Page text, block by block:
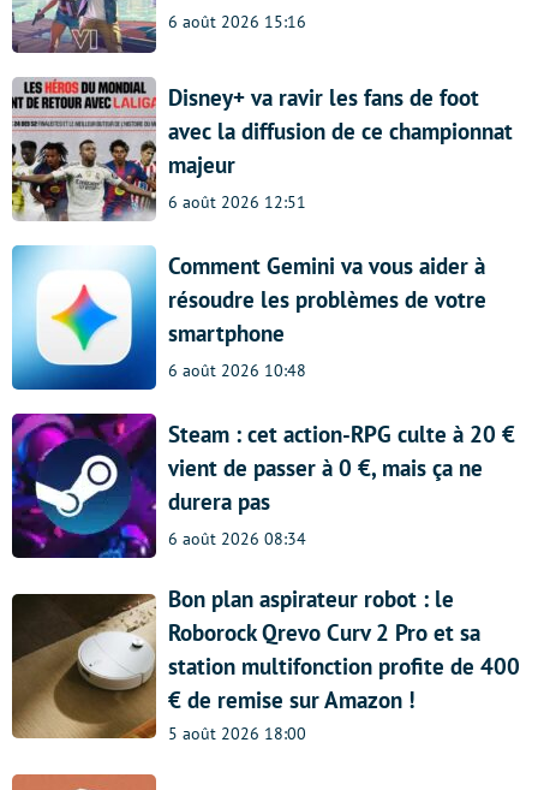
6 août 2026 15:16
Disney+ va ravir les fans de foot
avec la diffusion de ce championnat
majeur
6 août 2026 12:51
Comment Gemini va vous aider à
résoudre les problèmes de votre
smartphone
6 août 2026 10:48
Steam : cet action-RPG culte à 20 €
vient de passer à 0 €, mais ça ne
durera pas
6 août 2026 08:34
Bon plan aspirateur robot : le
Roborock Qrevo Curv 2 Pro et sa
station multifonction profite de 400
€ de remise sur Amazon !
5 août 2026 18:00